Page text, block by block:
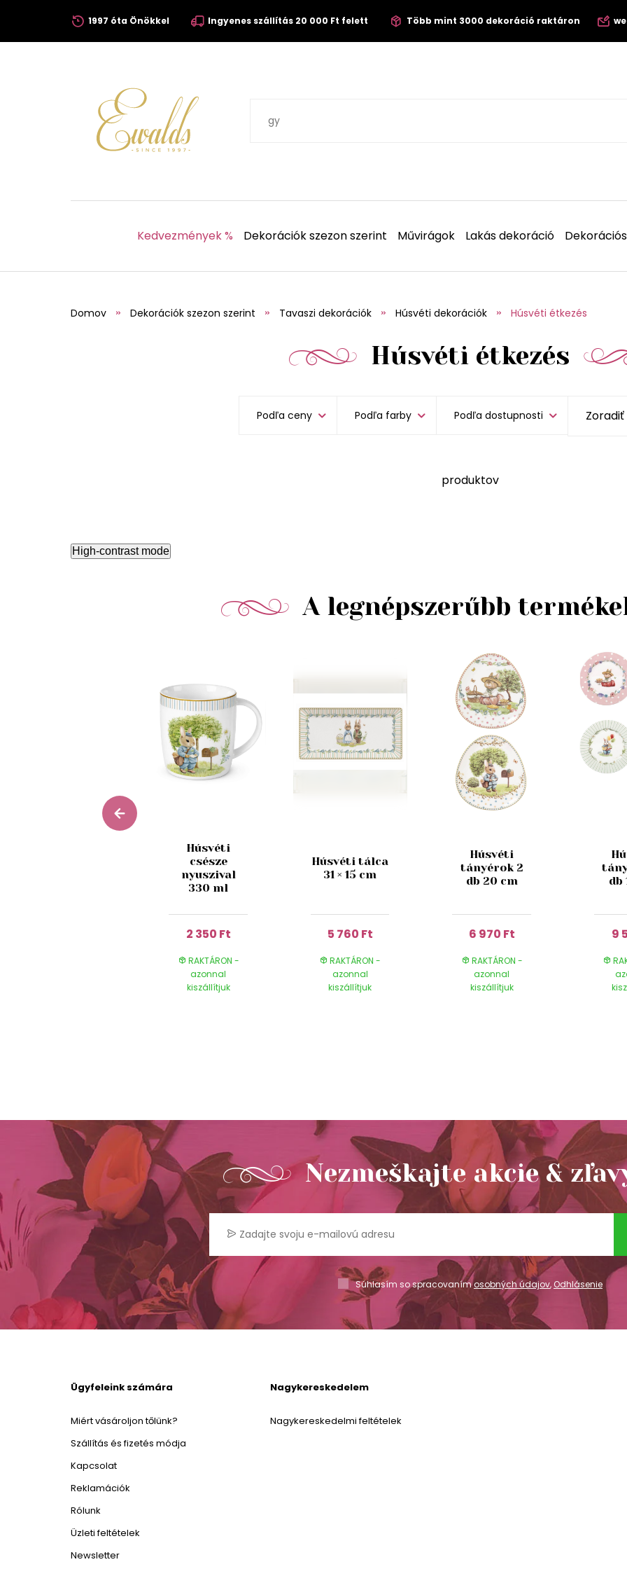
1997 óta Önökkel Ingyenes szállítás 20 000 Ft felett Több mint 3000 dekoráció raktáron
Kedvezmények % Dekorációk szezon szerint Művirágok Lakás dekoráció
Domov Dekorációk szezon szerint Tavaszi dekorációk Húsvéti dekorációk Húsvéti étkezés
Húsvéti étkezés
Podľa ceny Podľa farby Podľa dostupnosti
produktov
High-contrast mode
A legnépszerűbb
Húsvéti
csésze
nyuszival
330 ml
2 350 Ft
RAKTÁRON -
azonnal
kiszállítjuk
Húsvéti tálca
31 × 15 cm
5 760 Ft
RAKTÁRON -
azonnal
kiszállítjuk
Húsvéti
tányérok 2
db 20 cm
6 970 Ft
RAKTÁRON -
azonnal
kiszállítjuk
db
9
Nezmeškajte akcie &
Súhlasím so spracovanímosobných údajov,Odhlásenie
Ügyfeleink számára
Miért vásároljon tőlünk?
Szállítás és fizetés módja
Kapcsolat
Reklamációk
Rólunk
Üzleti feltételek
Newsletter
Nagykereskedelem
Nagykereskedelmi feltételek